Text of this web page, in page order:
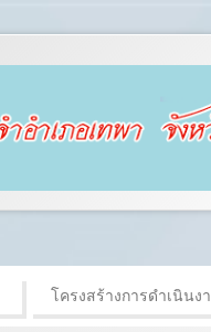
โครงสร้างการดำเนินง